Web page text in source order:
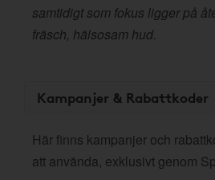
samtidigt som fokus ligger på
fräsch, hälsosam hud.
Kampanjer & Rabattkoder
Här finns kampanjer och
att använda, exklusivt genom